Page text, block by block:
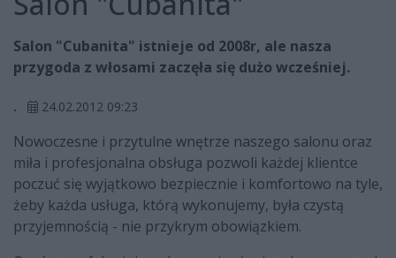
Salon "Cubanita" istnieje od 2008r, ale nasza
przygoda z włosami zaczęła się dużo wcześniej.
. 24.02.2012 09:23
Nowoczesne i przytulne wnętrze naszego salonu oraz
miła i profesjonalna obsługa pozwoli każdej klientce
poczuć się wyjątkowo bezpiecznie i komfortowo na tyle,
żeby każda usługa, którą wykonujemy, była czystą
przyjemnością - nie przykrym obowiązkiem.